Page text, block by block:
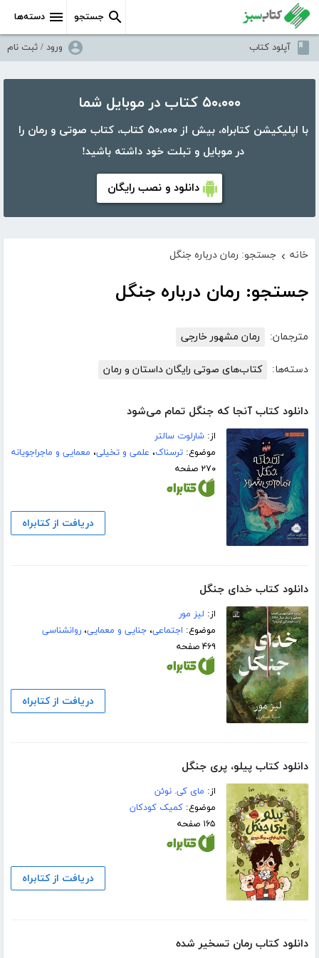
دسته‌ها جستجو
آپلود کتاب ورود / ثبت نام
۵۰،۰۰۰ کتاب در موبایل شما
با اپلیکیشن کتابراه، بیش از ۵۰،۰۰۰ کتاب، کتاب صوتی و رمان را
در موبایل و تبلت خود داشته باشید!
دانلود و نصب رایگان
خانه › جستجو: رمان درباره جنگل
جستجو: رمان درباره جنگل
مترجمان: رمان مشهور خارجی
دسته‌ها: کتاب‌های صوتی رایگان داستان و رمان
دانلود کتاب آنجا که جنگل تمام می‌شود
از:شارلوت سالتر
موضوع:ترسناک، علمی و تخیلی، معمایی و ماجراجویانه
۲۷۰ صفحه
دریافت از کتابراه
دانلود کتاب خدای جنگل
از: لیز مور
موضوع: اجتماعی،جنایی و معمایی،روانشناسی
۴۶۹ صفحه
دریافت از کتابراه
دانلود کتاب پیلو، پری جنگل
از: مای کی. نوئن
موضوع:کمیک کودکان
۱۶۵ صفحه
دریافت از کتابراه
دانلود کتاب رمان تسخیر شده